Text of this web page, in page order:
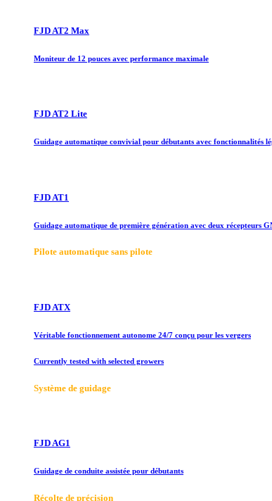
FJD AT2 Max
Moniteur de 12 pouces avec performance maximale
FJD AT2 Lite
Guidage automatique convivial pour débutants avec fonctionnalités
FJD AT1
Guidage automatique de première génération avec deux récepteurs
Pilote automatique sans pilote
FJD ATX
Véritable fonctionnement autonome 24/7 conçu pour les vergers
Currently tested with selected growers
Système de guidage
FJD AG1
Guidage de conduite assistée pour débutants
Récolte de précision